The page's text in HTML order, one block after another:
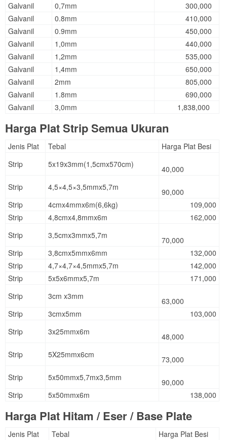
Galvanil
0,7mm
300,000
Galvanil
0.8mm
410,000
Galvanil
0.9mm
450,000
Galvanil
1,0mm
440,000
Galvanil
1,2mm
535,000
Galvanil
1,4mm
650,000
Galvanil
2mm
805,000
Galvanil
1.8mm
690,000
Galvanil
3,0mm 1,838,000
Harga Plat Strip Semua Ukuran
Jenis Plat Tebal
Harga Plat Besi
Strip
5x19x3mm(1,5cmx570cm)
40,000
Strip
4,5×4,5×3,5mmx5,7m
90,000
Strip
4cmx4mmx6m(6,6kg)
109,000
Strip
4,8cmx4,8mmx6m
162,000
Strip
3,5cmx3mmx5,7m
70,000
Strip
3,8cmx5mmx6mm
132,000
Strip
4,7×4,7×4,5mmx5,7m
142,000
Strip
5x5x6mmx5,7m
171,000
Strip
3cm x3mm
63,000
Strip
3cmx5mm
103,000
Strip
3x25mmx6m
48,000
Strip
5X25mmx6cm
73,000
Strip
5x50mmx5,7mx3,5mm
90,000
Strip
5x50mmx6m 138,000
Harga Plat Hitam / Eser / Base Plate
Jenis Plat Tebal Harga Plat Besi